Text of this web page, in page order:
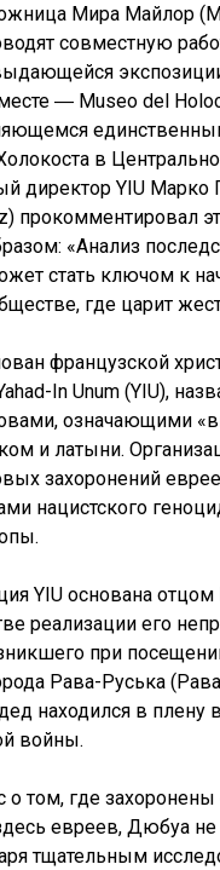
Мира Майлор
совместную
― Museo del
в
директор YIU Марко
прокомментировал
«Анализ
стать ключом к
где царит
французской
In Unum (YIU),
означающими
и латыни.
захоронений
нацистского
YIU основана
реализации его
при
Рава-Руська
находился в плену
войны.
о том, где
евреев, Дюбуа не
тщательным